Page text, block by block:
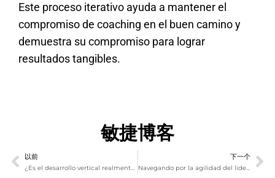
Este proceso iterativo ayuda a mantener el
compromiso de coaching en el buen camino y
demuestra su compromiso para lograr
resultados tangibles.
敏捷博客
Ant
以前 下一个
Navegando por la agilidad del liderazgo